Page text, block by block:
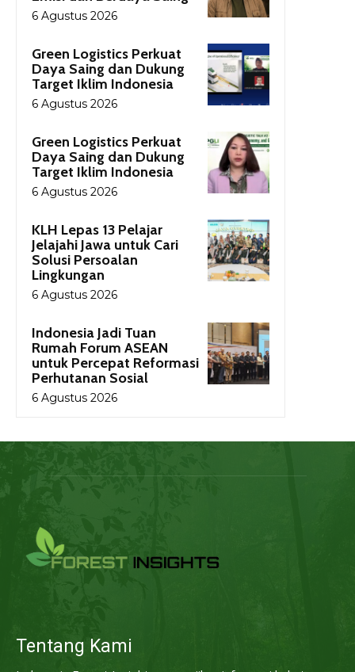
6 Agustus 2026
Green Logistics Perkuat
Daya Saing dan Dukung
Target Iklim Indonesia
6 Agustus 2026
Green Logistics Perkuat
Daya Saing dan Dukung
Target Iklim Indonesia
6 Agustus 2026
KLH Lepas 13 Pelajar
Jelajahi Jawa untuk Cari
Solusi Persoalan
Lingkungan
6 Agustus 2026
Indonesia Jadi Tuan
Rumah Forum ASEAN
untuk Percepat Reformasi
Perhutanan Sosial
6 Agustus 2026
Tentang Kami